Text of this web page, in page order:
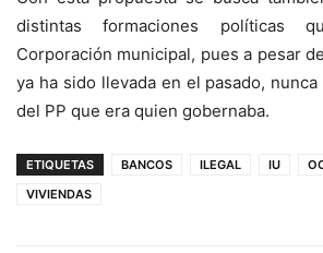
distintas formaciones políticas
Corporación municipal, pues a pesar
ya ha sido llevada en el pasado,
del PP que era quien gobernaba.
ETIQUETAS BANCOS ILEGAL IU
VIVIENDAS